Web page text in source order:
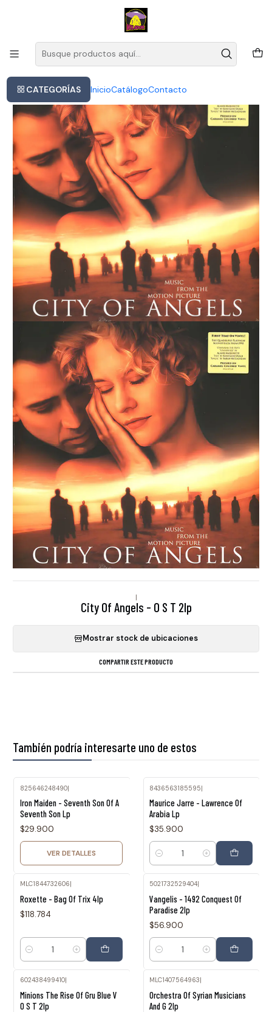
CATEGORÍAS InicioCatálogoContacto
Este es el texto del slide
|
City Of Angels - O S T 2lp
Mostrar stock de ubicaciones
COMPARTIR ESTE PRODUCTO
También podría interesarte uno de estos
825646248490|
Iron Maiden - Seventh Son Of A
Seventh Son Lp
$29.900
VER DETALLES
8436563185595|
Maurice Jarre - Lawrence Of
Arabia Lp
$35.900
Cantidad
MLC1844732606
Roxette - Bag Of Trix 4lp
$118.784
Cantidad
5021732529404
Vangelis - 1492 Conquest Of
Paradise 2lp
$56.900
Cantidad
602438499410|
Minions The Rise Of Gru Blue V
O S T 2lp
MLC1407564963|
Orchestra Of Syrian Musicians
And G 2lp